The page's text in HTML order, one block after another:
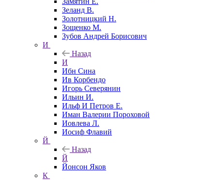
Зеланд В.
Золотницкий Н.
Зощенко М.
Зубов Андрей Борисович
И
Назад
И
Ибн Сина
Ив Корбендо
Игорь Северянин
Ильин И.
Ильф И Петров Е.
Иман Валерии Пороховой
Иовлева Л.
Иосиф Флавий
Й
Назад
Й
Йонсон Яков
К